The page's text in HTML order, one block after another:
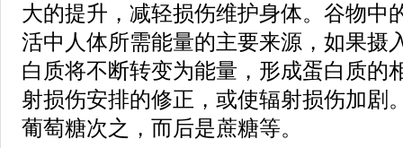
大的提升，减轻损伤维护身体。谷物中
活中人体所需能量的主要来源，如果摄
白质将不断转变为能量，形成蛋白质的
射损伤安排的修正，或使辐射损伤加剧
葡萄糖次之，而后是蔗糖等。